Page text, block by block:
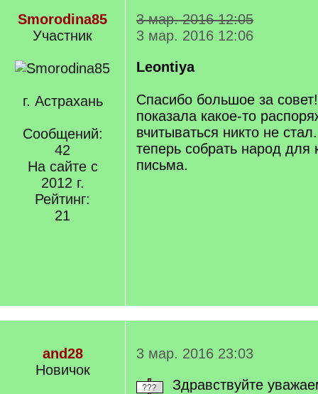
Smorodina85
Участник
г. Астрахань
Сообщений:
42
На сайте с
2012 г.
Рейтинг:
21
3 мар. 2016 12:05
3 мар. 2016 12:06
Leontiya
Спасибо большое за
показала какое-то
вчитываться никто не
теперь собрать народ для
письма.
and28
Новичок
3 мар. 2016 23:03
Здравствуйте